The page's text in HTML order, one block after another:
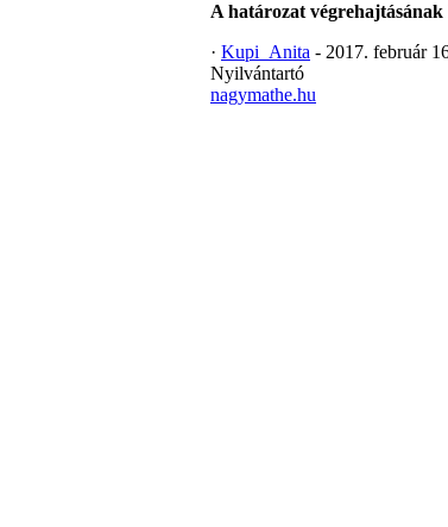
A határozat
· Kupi_Anita - 2017. február
Nyilvántartó
nagymathe.hu